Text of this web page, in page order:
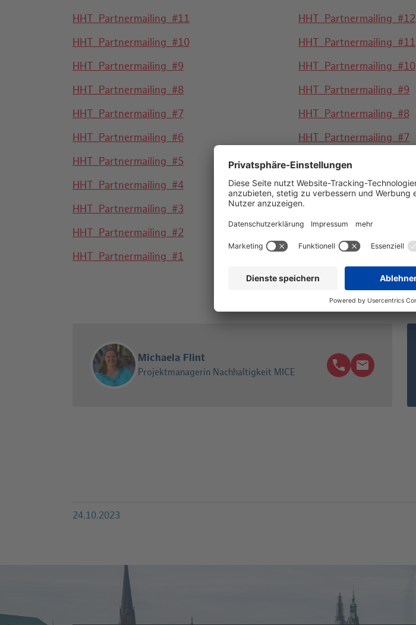
HHT_Partnermailing_#11
HHT_Partnermailing_#10
HHT_Partnermailing_#9
HHT_Partnermailing_#8
HHT_Partnermailing_#7
HHT_Partnermailing_#6
HHT_Partnermailing_#5
HHT_Partnermailing_#4
HHT_Partnermailing_#3
HHT_Partnermailing_#2
HHT_Partnermailing_#1
HHT_Partnermailing_#12
HHT_Partnermailing_#11
HHT_Partnermailing_#10
HHT_Partnermailing_#9
HHT_Partnermailing_#8
HHT_Partnermailing_#7
HHT_Partnermailing_#6
HHT_Partnermailing_#5
HHT_Partnermailing_#4
HHT_Partnermailing_#1
Michaela Flint
Projektmanagerin Nachhaltigkeit MICE
24.10.2023